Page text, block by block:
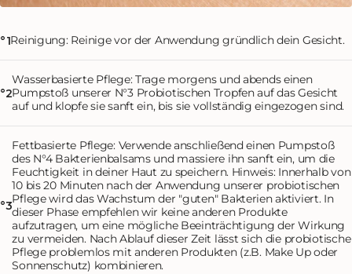
°1Reinigung: Reinige vor der Anwendung gründlich dein Gesicht.
°2
Wasserbasierte Pflege: Trage morgens und abends einen
Pumpstoß unserer N°3 Probiotischen Tropfen auf das Gesicht
auf und klopfe sie sanft ein, bis sie vollständig eingezogen sind.
°3
Fettbasierte Pflege: Verwende anschließend einen Pumpstoß
des N°4 Bakterienbalsams und massiere ihn sanft ein, um die
Feuchtigkeit in deiner Haut zu speichern. Hinweis: Innerhalb von
10 bis 20 Minuten nach der Anwendung unserer probiotischen
Pflege wird das Wachstum der "guten" Bakterien aktiviert. In
dieser Phase empfehlen wir keine anderen Produkte
aufzutragen, um eine mögliche Beeinträchtigung der Wirkung
zu vermeiden. Nach Ablauf dieser Zeit lässt sich die probiotische
Pflege problemlos mit anderen Produkten (z.B. Make Up oder
Sonnenschutz) kombinieren.